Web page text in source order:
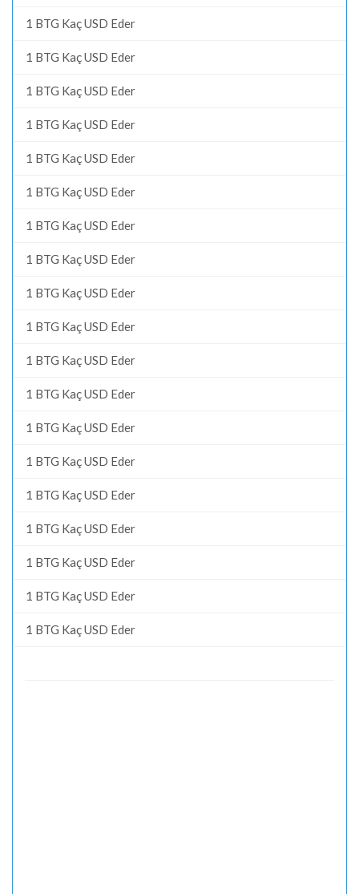
1 BTG Kaç USD Eder
1 BTG Kaç USD Eder
1 BTG Kaç USD Eder
1 BTG Kaç USD Eder
1 BTG Kaç USD Eder
1 BTG Kaç USD Eder
1 BTG Kaç USD Eder
1 BTG Kaç USD Eder
1 BTG Kaç USD Eder
1 BTG Kaç USD Eder
1 BTG Kaç USD Eder
1 BTG Kaç USD Eder
1 BTG Kaç USD Eder
1 BTG Kaç USD Eder
1 BTG Kaç USD Eder
1 BTG Kaç USD Eder
1 BTG Kaç USD Eder
1 BTG Kaç USD Eder
1 BTG Kaç USD Eder